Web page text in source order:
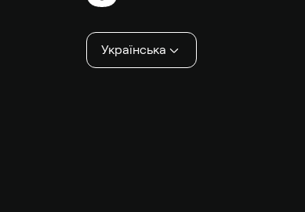
Українська